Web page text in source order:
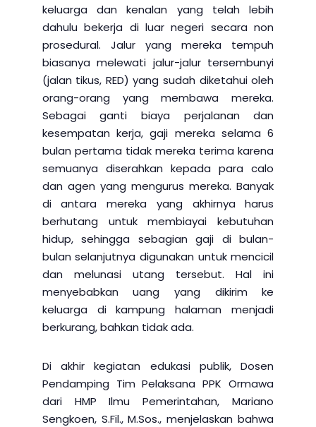
keluarga dan kenalan yang telah lebih
dahulu bekerja di luar negeri secara non
prosedural. Jalur yang mereka tempuh
biasanya melewati jalur-jalur tersembunyi
(jalan tikus, RED) yang sudah diketahui oleh
orang-orang yang membawa mereka.
Sebagai ganti biaya perjalanan dan
kesempatan kerja, gaji mereka selama 6
bulan pertama tidak mereka terima karena
semuanya diserahkan kepada para calo
dan agen yang mengurus mereka. Banyak
di antara mereka yang akhirnya harus
berhutang untuk membiayai kebutuhan
hidup, sehingga sebagian gaji di bulan-
bulan selanjutnya digunakan untuk mencicil
dan melunasi utang tersebut. Hal ini
menyebabkan uang yang dikirim ke
keluarga di kampung halaman menjadi
berkurang, bahkan tidak ada.
Di akhir kegiatan edukasi publik, Dosen
Pendamping Tim Pelaksana PPK Ormawa
dari HMP Ilmu Pemerintahan, Mariano
Sengkoen, S.Fil., M.Sos., menjelaskan bahwa